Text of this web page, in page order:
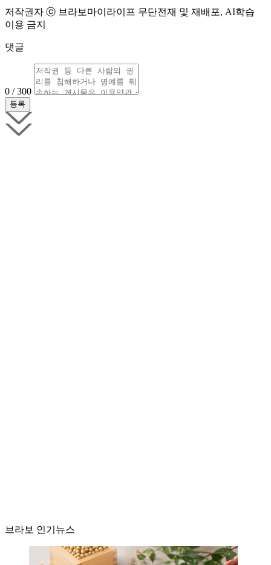
저작권자 ⓒ 브라보마이라이프 무단전재 및 재배포, AI학습
이용 금지
댓글
0 / 300
브라보 인기뉴스